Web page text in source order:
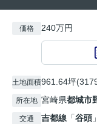
価格 240万円
土地面積961.64坪
所在地 宮崎県都城市
交通 吉都線 「谷頭